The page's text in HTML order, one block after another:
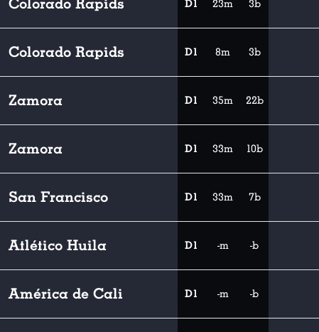
D1 23m 3b
Colorado Rapids D1 8m 3b
Zamora D1 35m 22b
Zamora D1 33m 10b
San Francisco D1 33m 7b
Atlético Huila D1 -m -b
América de Cali D1 -m -b